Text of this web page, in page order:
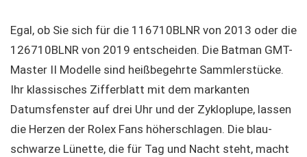
Egal, ob Sie sich für die 116710BLNR von 2013 oder die
126710BLNR von 2019 entscheiden. Die Batman GMT-
Master II Modelle sind heißbegehrte Sammlerstücke.
Ihr klassisches Zifferblatt mit dem markanten
Datumsfenster auf drei Uhr und der Zykloplupe, lassen
die Herzen der Rolex Fans höherschlagen. Die blau-
schwarze Lünette, die für Tag und Nacht steht, macht